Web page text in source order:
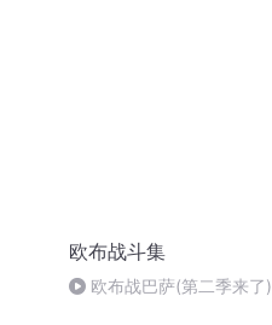
欧布战斗集
欧布战巴萨(第二季来了)